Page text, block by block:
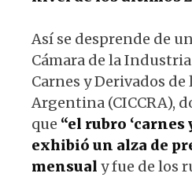
Así se desprende de
Cámara de la
Carnes y Derivados de
Argentina (CICCRA),
que “el rubro ‘carnes
exhibió un alza de
mensual y fue de los